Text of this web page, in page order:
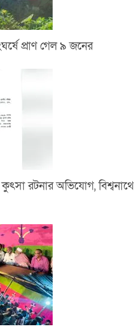
প্রাণ গেল ৯ জনের
রটনার অভিযোগ, বিশ্বনাথে